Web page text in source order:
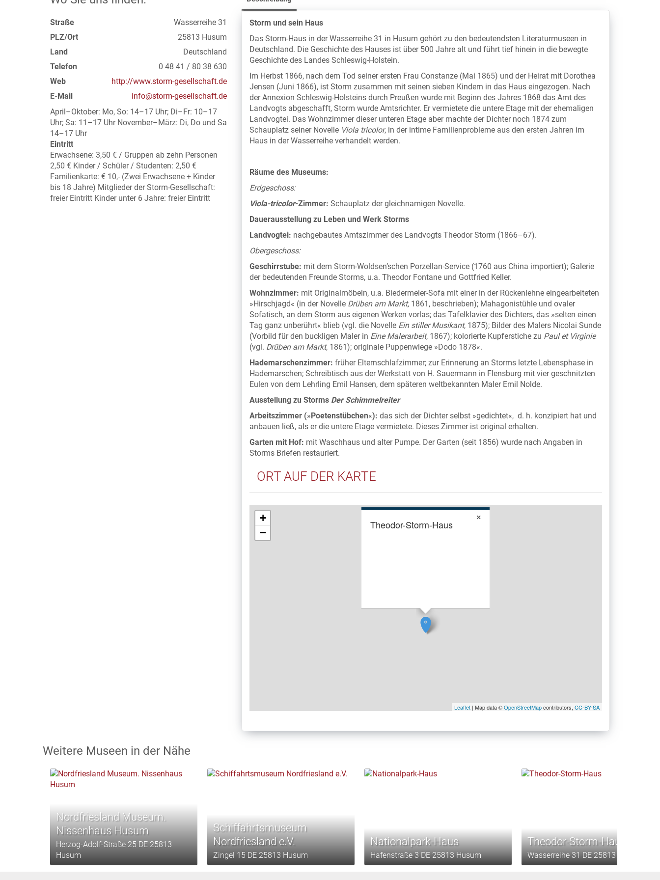
Straße
Wasserreihe 31
PLZ/Ort
25813 Husum
Land
Deutschland
Telefon
0 48 41 / 80 38 630
Web
http://www.storm-gesellschaft.de
E-Mail
info@storm-gesellschaft.de
April–Oktober: Mo, So: 14–17 Uhr; Di–Fr: 10–17
Uhr; Sa: 11–17 Uhr November–März: Di, Do und Sa
14–17 Uhr
Eintritt
Erwachsene: 3,50 € / Gruppen ab zehn Personen
2,50 € Kinder / Schüler / Studenten: 2,50 €
Familienkarte: € 10,- (Zwei Erwachsene + Kinder
bis 18 Jahre) Mitglieder der Storm-Gesellschaft:
freier Eintritt Kinder unter 6 Jahre: freier Eintritt
Storm und sein Haus
Das Storm-Haus in der Wasserreihe 31 in Husum gehört zu den bedeutendsten Literaturmuseen in
Deutschland. Die Geschichte des Hauses ist über 500 Jahre alt und führt tief hinein in die bewegte
Geschichte des Landes Schleswig-Holstein.
Im Herbst 1866, nach dem Tod seiner ersten Frau Constanze (Mai 1865) und der Heirat mit Dorothea
Jensen (Juni 1866), ist Storm zusammen mit seinen sieben Kindern in das Haus eingezogen. Nach
der Annexion Schleswig-Holsteins durch Preußen wurde mit Beginn des Jahres 1868 das Amt des
Landvogts abgeschafft, Storm wurde Amtsrichter. Er vermietete die untere Etage mit der ehemaligen
Landvogtei. Das Wohnzimmer dieser unteren Etage aber machte der Dichter noch 1874 zum
Schauplatz seiner Novelle Viola tricolor, in der intime Familienprobleme aus den ersten Jahren im
Haus in der Wasserreihe verhandelt werden.
Räume des Museums:
Erdgeschoss:
Viola-tricolor-Zimmer: Schauplatz der gleichnamigen Novelle.
Dauerausstellung zu Leben und Werk Storms
Landvogtei: nachgebautes Amtszimmer des Landvogts Theodor Storm (1866–67).
Obergeschoss:
Geschirrstube: mit dem Storm-Woldsen’schen Porzellan-Service (1760 aus China importiert); Galerie
der bedeutenden Freunde Storms, u.a. Theodor Fontane und Gottfried Keller.
Wohnzimmer: mit Originalmöbeln, u.a. Biedermeier-Sofa mit einer in der Rückenlehne eingearbeiteten
»Hirschjagd« (in der Novelle Drüben am Markt, 1861, beschrieben); Mahagonistühle und ovaler
Sofatisch, an dem Storm aus eigenen Werken vorlas; das Tafelklavier des Dichters, das »selten einen
Tag ganz unberührt« blieb (vgl. die Novelle Ein stiller Musikant, 1875); Bilder des Malers Nicolai Sunde
(Vorbild für den buckligen Maler in Eine Malerarbeit, 1867); kolorierte Kupferstiche zu Paul et Virginie
(vgl. Drüben am Markt, 1861); originale Puppenwiege »Dodo 1878«.
Hademarschenzimmer: früher Elternschlafzimmer; zur Erinnerung an Storms letzte Lebensphase in
Hademarschen; Schreibtisch aus der Werkstatt von H. Sauermann in Flensburg mit vier geschnitzten
Eulen von dem Lehrling Emil Hansen, dem späteren weltbekannten Maler Emil Nolde.
Ausstellung zu Storms Der Schimmelreiter
Arbeitszimmer (»Poetenstübchen«): das sich der Dichter selbst »gedichtet«, d. h. konzipiert hat und
anbauen ließ, als er die untere Etage vermietete. Dieses Zimmer ist original erhalten.
Garten mit Hof: mit Waschhaus und alter Pumpe. Der Garten (seit 1856) wurde nach Angaben in
Storms Briefen restauriert.
ORT AUF DER KARTE
Theodor-Storm-Haus
×
+
−
Leaflet | Map data ©OpenStreetMapcontributors, CC-BY-SA
Weitere Museen in der Nähe
Nordfriesland Museum.
Nissenhaus Husum
Herzog-Adolf-Straße 25 DE 25813
Husum
Schiffahrtsmuseum
Nordfriesland e.V.
Zingel 15 DE 25813 Husum
Nationalpark-Haus
Hafenstraße 3 DE 25813 Husum
Theodor-Storm-Haus
Wasserreihe 31 DE 25813 Husum